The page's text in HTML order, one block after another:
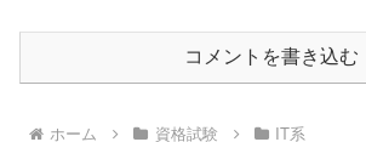
コメントを書き込む
ホーム 資格試験 IT系